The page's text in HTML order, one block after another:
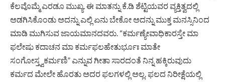
ಕೆಲವೊಮ್ಮೆ ಎರಡೂ ಮುಖ್ಯ. ಈ ಮಾತನ್ನು ಕೆ.ಡಿ ಶೆಟ್ಟಿಯವರ ವ್ಯಕ್ತಿತ್ವದಲ್ಲಿ
ಅಡಗಿಸಿಕೊಂಡು ಅದನ್ನು ಎಲ್ಲಿ ಏನು ಬೇಕೋ ಅದನ್ನು ಮುಕ್ತ ಮನಸ್ಸಿನಿಂದ
ಮಾಡಿ ಮುಗಿಸುವ ಜಾಯಮಾನದವರು. “ಕರ್ಮಣ್ಯೇವಾಧಿಕಾರಸ್ತೇ ಮಾ
ಫಲೇಷು ಕದಾಚನ ಮಾ ಕರ್ಮಫಲಹೇತುರ್ಭೂಃ ಮಾತೇ
ಸಂಗೋಸ್ತ್ವಕರ್ಮಣಿ” ಎನ್ನುವ ಗೀತಾ ಸಾರದಂತೆ ನಿನ್ನ ಹಕ್ಕಿರುವುದು
ಕರ್ಮದ ಮೇಲೇ ಹೊರತು ಅದರ ಫಲಗಳಲ್ಲಿ ಅಲ್ಲ. ಫಲದ ನಿರೀಕ್ಷೆಯಲ್ಲಿ